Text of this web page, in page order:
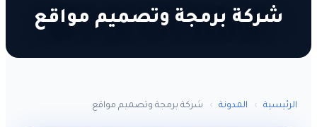
شركة برمجة وتصميم مواقع
الرئيسية › المدونة › شركة برمجة وتصميم مواقع